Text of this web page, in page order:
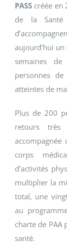
PASS créée en
de la
aujourd’hui
semaines
personnes
atteintes de
Plus de 200
retours
accompagnée
corps
d’activités
multiplier la
total, une
au
charte de PAA
santé.